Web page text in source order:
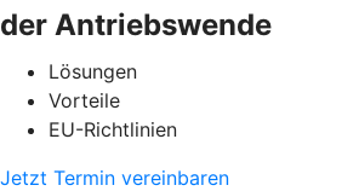
der Antriebswende
Lösungen
Vorteile
EU-Richtlinien
Jetzt Termin vereinbaren